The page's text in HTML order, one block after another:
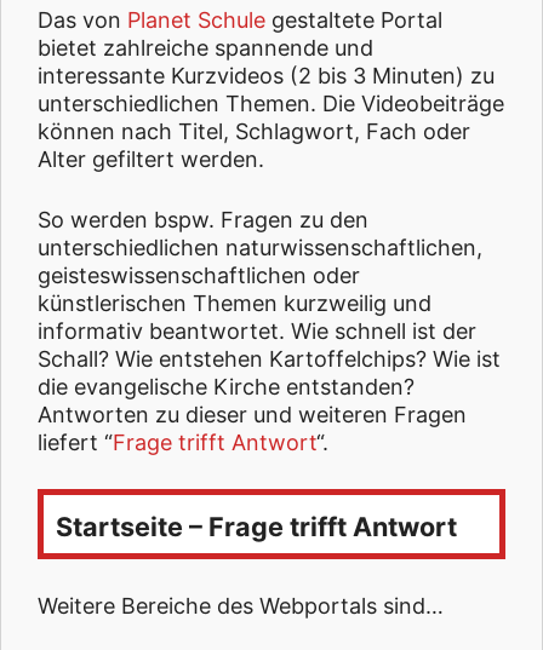
Das von Planet Schule gestaltete Portal
bietet zahlreiche spannende und
interessante Kurzvideos (2 bis 3 Minuten) zu
unterschiedlichen Themen. Die Videobeiträge
können nach Titel, Schlagwort, Fach oder
Alter gefiltert werden.
So werden bspw. Fragen zu den
unterschiedlichen naturwissenschaftlichen,
geisteswissenschaftlichen oder
künstlerischen Themen kurzweilig und
informativ beantwortet. Wie schnell ist der
Schall? Wie entstehen Kartoffelchips? Wie ist
die evangelische Kirche entstanden?
Antworten zu dieser und weiteren Fragen
liefert “Frage trifft Antwort“.
Startseite – Frage trifft Antwort
Weitere Bereiche des Webportals sind…